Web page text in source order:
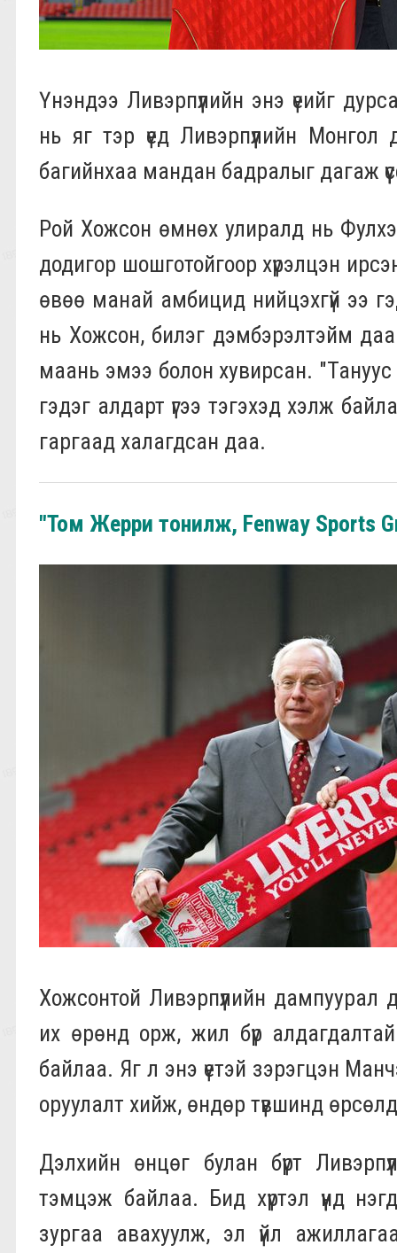
Үнэндээ Ливэрпүүлийн энэ үеийг
нь яг тэр үед Ливэрпүүлийн
багийнхаа мандан бадралыг дагаж
Рой Хожсон өмнөх улиралд нь
додигор шошготойгоор хүрэлцэн
өвөө манай амбицид нийцэхгүй ээ
нь Хожсон, билэг дэмбэрэлтэйм
маань эмээ болон хувирсан.
гэдэг алдарт үгээ тэгэхэд хэлж
гаргаад халагдсан даа.
"Том Жерри тонилж, Fenway Sports
Хожсонтой Ливэрпүүлийн
их өрөнд орж, жил бүр
байлаа. Яг л энэ үетэй зэрэгцэн
оруулалт хийж, өндөр түвшинд
Дэлхийн өнцөг булан бүрт
тэмцэж байлаа. Бид хүртэл үүнд
зургаа авахуулж, эл үйл